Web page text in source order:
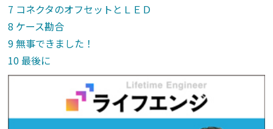
コネクタのオフセットとＬＥＤ
ケース勘合
無事できました！
最後に